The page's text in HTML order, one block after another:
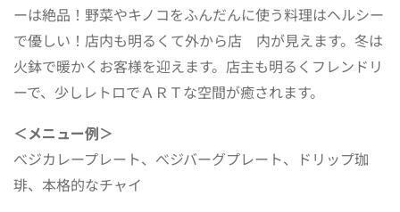
ーは絶品！野菜やキノコをふんだんに使う料理はヘルシー
で優しい！店内も明るくて外から店 内が見えます。冬は
火鉢で暖かくお客様を迎えます。店主も明るくフレンドリ
ーで、少しレトロでＡＲＴな空間が癒されます。
＜メニュー例＞
べジカレープレート、べジバーグプレート、ドリップ珈
琲、本格的なチャイ